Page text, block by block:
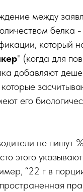
между
белка
который
" (когда для
добавляют
его
не пишут
этого
“22 г в